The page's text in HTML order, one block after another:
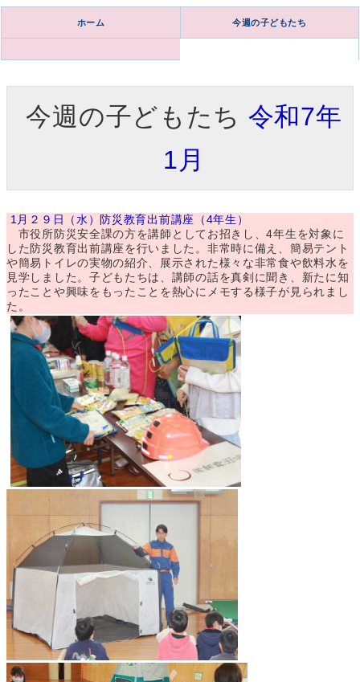
ホーム 今週の子どもたち
今週の子どもたち 令和7年
1月
1月２９日（水）防災教育出前講座（4年生）
市役所防災安全課の方を講師としてお招きし、4年生を対象に
した防災教育出前講座を行いました。非常時に備え、簡易テント
や簡易トイレの実物の紹介、展示された様々な非常食や飲料水を
見学しました。子どもたちは、講師の話を真剣に聞き、新たに知
ったことや興味をもったことを熱心にメモする様子が見られまし
た。